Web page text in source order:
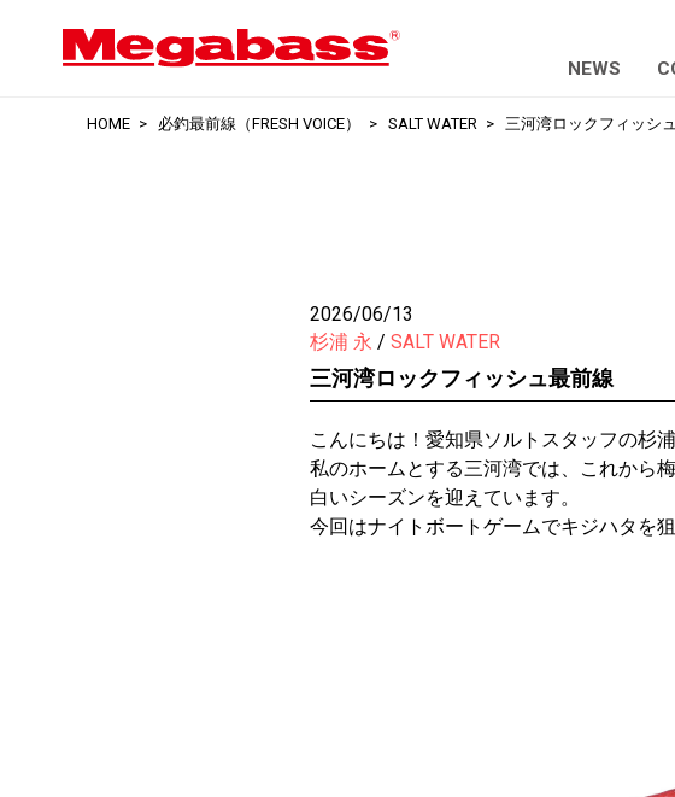
NEWS
HOME 必釣最前線（FRESH VOICE） SALT WATER 三河湾ロックフィッシ
2026/06/13
杉浦 永
SALT WATER
三河湾ロックフィッシュ最前線
こんにちは！愛知県ソルトスタッフの杉浦
私のホームとする三河湾では、これから
白いシーズンを迎えています。
今回はナイトボートゲームでキジハタを狙